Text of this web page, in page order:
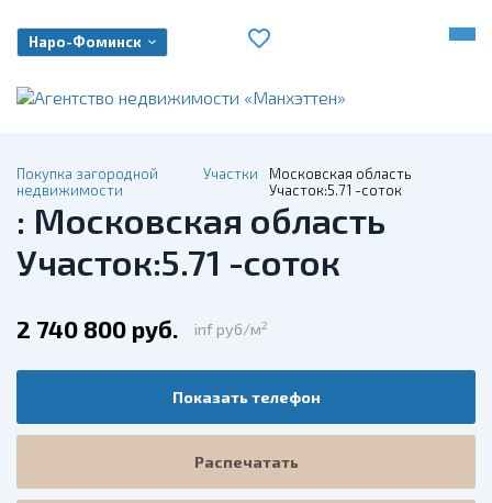
Наро-Фоминск
Покупка загородной
недвижимости
Участки
Московская область
Участок:5.71 -соток
: Московская область
Участок:5.71 -соток
2 740 800 руб. inf руб/м2
Показать телефон
Распечатать